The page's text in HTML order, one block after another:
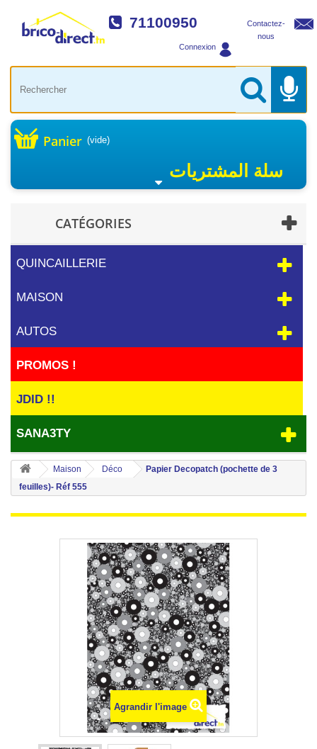
Contactez-
nous
71100950
Connexion
Panier (vide)
سلة المشتريات
CATÉGORIES
QUINCAILLERIE
MAISON
AUTOS
PROMOS !
JDID !!
SANA3TY
Maison Déco
Papier Decopatch (pochette de 3
feuilles)- Réf 555
Agrandir l'image